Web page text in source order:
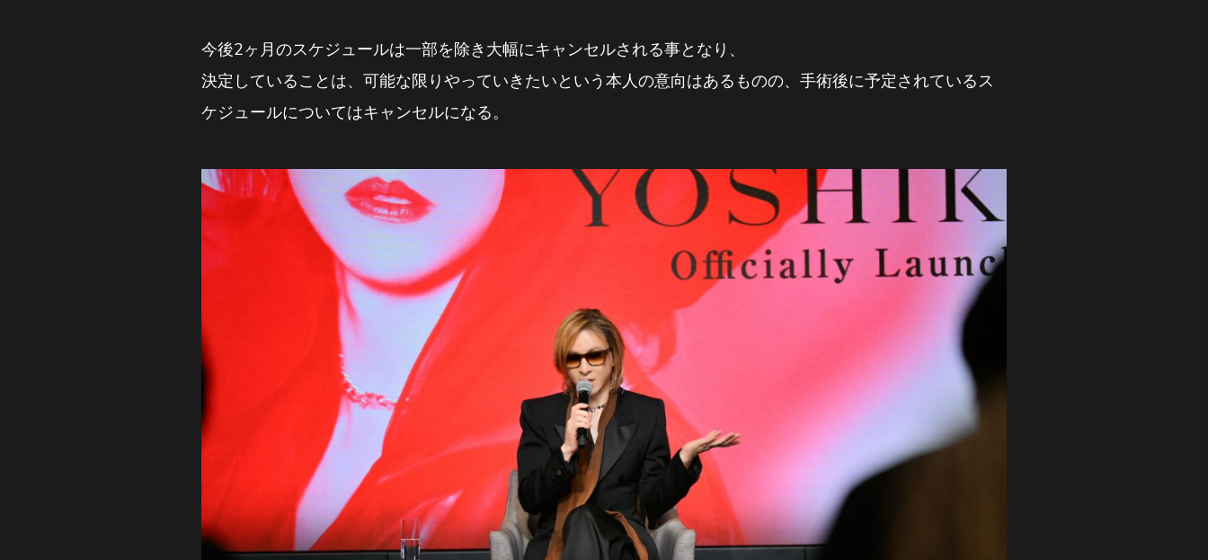
今後2ヶ月のスケジュールは一部を除き大幅にキャンセルされる事となり、
決定していることは、可能な限りやっていきたいという本人の意向はあるものの、手術後に予定されているス
ケジュールについてはキャンセルになる。